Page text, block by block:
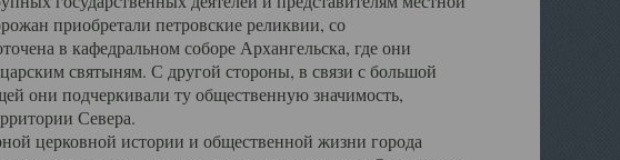
приобретали петровские реликвии, со
в кафедральном соборе Архангельска, где они
святыням. С другой стороны, в связи с большой
они подчеркивали ту общественную значимость,
Севера.
истории и общественной жизни города